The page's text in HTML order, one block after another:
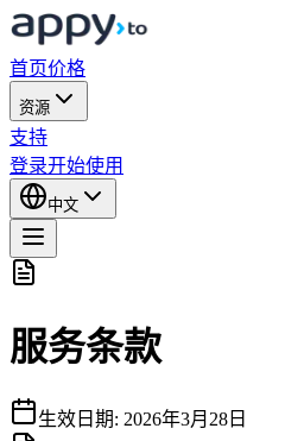
首页价格
资源
支持
登录开始使用
中文
服务条款
生效日期: 2026年3月28日